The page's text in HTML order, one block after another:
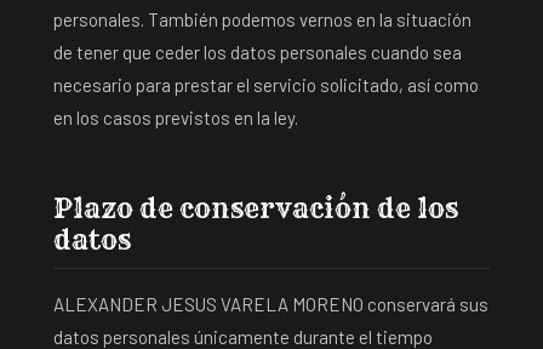
personales. También podemos vernos en la situación
de tener que ceder los datos personales cuando sea
necesario para prestar el servicio solicitado, así como
en los casos previstos en la ley.
Plazo de conservación de los
datos
ALEXANDER JESUS VARELA MORENO conservará sus
datos personales únicamente durante el tiempo